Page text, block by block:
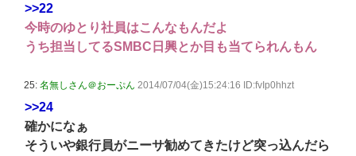
>>22
今時のゆとり社員はこんなもんだよ
うち担当してるSMBC日興とか目も当てられんもん
25: 名無しさん＠おーぷん 2014/07/04(金)15:24:16 ID:fvIp0hhzt
>>24
確かになぁ
そういや銀行員がニーサ勧めてきたけど突っ込んだら